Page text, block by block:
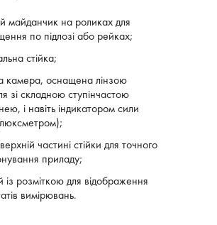
майданчик на роликах для
по підлозі або рейках;
стійка;
камера, оснащена лінзою
зі складною ступінчастою
і навіть індикатором сили
частині стійки для точного
приладу;
із розміткою для відображення
вимірювань.